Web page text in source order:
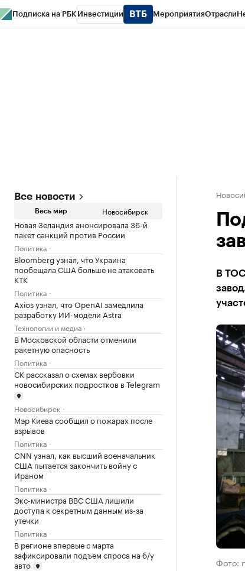
Подписка на РБК Инвестиции МероприятияОтрасли
Все новости
Весь мир Новосибирск
Новая Зеландия анонсировала 36-й
пакет санкций против России
Политика
Bloomberg узнал, что Украина
пообещала США больше не атаковать
КТК
Политика
Axios узнал, что OpenAI замедлила
разработку ИИ-модели Astra
Технологии и медиа
В Московской области отменили
ракетную опасность
Политика
СК рассказал о схемах вербовки
новосибирских подростков в Telegram
Новосибирск
Мэр Киева сообщил о пожарах после
взрывов
Политика
CNN узнал, как высший военачальник
США пытается закончить войну с
Ираном
Политика
Экс-министра ВВС США лишили
доступа к секретным данным из-за
утечки
Политика
В регионе впервые с марта
зафиксировали подъем спроса на б/у
авто
В
Фото: